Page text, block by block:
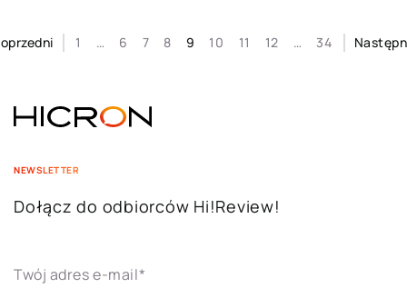
1 … 6 7 8 9 10 11 12 … 34
NEWSLETTER
Dołącz do odbiorców Hi!Review!
Twój adres e-mail*